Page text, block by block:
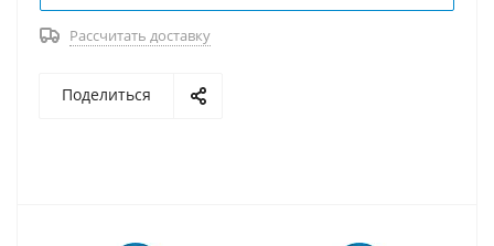
Рассчитать доставку
Поделиться